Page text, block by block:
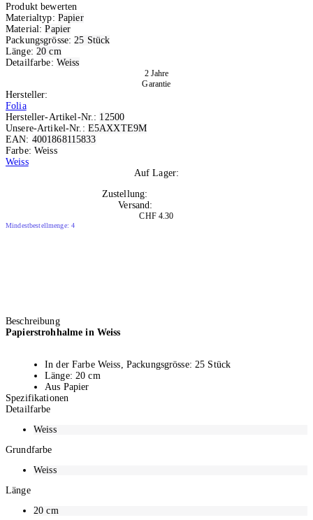
Produkt bewerten
Materialtyp: Papier
Material:Papier
Packungsgrösse: 25 Stück
Länge: 20 cm
Detailfarbe: Weiss
2 Jahre
Garantie
Hersteller:
Folia
Hersteller-Artikel-Nr.: 12500
Unsere-Artikel-Nr.: E5AXXTE9M
EAN: 4001868115833
Farbe: Weiss
Weiss
Auf Lager:
Zustellung:
Versand:
CHF 4.30
Mindestbestellmenge: 4
Beschreibung
Papierstrohhalme in Weiss
In der Farbe Weiss, Packungsgrösse: 25 Stück
Länge: 20 cm
Aus Papier
Masse: Ø 6 mm ca. 20 cm lang
Für den Kontakt mit Lebensmittel geeignet
Dekorationsarbeiten
Spezifikationen
Detailfarbe
Weiss
Grundfarbe
Weiss
Länge
20cm